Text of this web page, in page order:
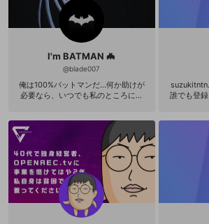
われますが、 声だけ聞くと10代に間
違えられることもあります。 （中身
はいい歳です） 実は過去にVtuberと
が、 メンタルを崩して一度お休みし
ました。 無理のない形で、またゲー
ます。 配信は行わず、動画投稿がメ
インです。 現在働いていないため、
が、 手持ちのゲームを大切に遊んで
いきます。 ゆったりした実況が好き
な方、 作業用や寝落ち用にどうぞ。
新しいものや仕組みに触れるのが好
きで、 制作や活動にも柔軟に取り入
れています。 こだわりすぎず、肩の
力を抜いたスタイルで活動中です。
I'm BATMAN 🦇
@blade007
俺は100%バットマンだ...何か助けが
必要なら、いつでも私のところに来
捕まえて正義を下すのを手伝ってく
誰でも登